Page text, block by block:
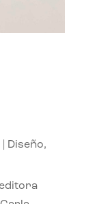
Diseño,